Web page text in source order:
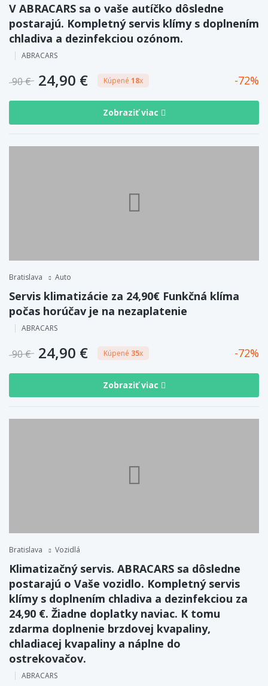
V ABRACARS sa o vaše autíčko dôsledne
postarajú. Kompletný servis klímy s doplnením
chladiva a dezinfekciou ozónom.
ABRACARS
90 € 24,90 € Kúpené 18x 72
Zobraziť viac
Bratislava Auto
Servis klimatizácie za 24,90€ Funkčná klíma
počas horúčav je na nezaplatenie
ABRACARS
90 € 24,90 € Kúpené 35x 72
Zobraziť viac
Bratislava Vozidlá
Klimatizačný servis. ABRACARS sa dôsledne
postarajú o Vaše vozidlo. Kompletný servis
klímy s doplnením chladiva a dezinfekciou za
24,90 €. Žiadne doplatky naviac. K tomu
zdarma doplnenie brzdovej kvapaliny,
chladiacej kvapaliny a náplne do
ostrekovačov.
ABRACARS